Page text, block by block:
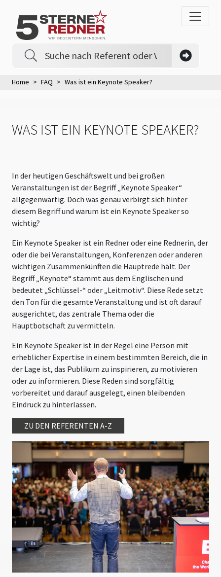
Home FAQ Was ist ein Keynote Speaker?
WAS IST EIN KEYNOTE SPEAKER?
In der heutigen Geschäftswelt und bei großen
Veranstaltungen ist der Begriff „Keynote Speaker“
allgegenwärtig. Doch was genau verbirgt sich hinter
diesem Begriff und warum ist ein Keynote Speaker so
wichtig?
Ein Keynote Speaker ist ein Redner oder eine Rednerin, der
oder die bei Veranstaltungen, Konferenzen oder anderen
wichtigen Zusammenkünften die Hauptrede hält. Der
Begriff „Keynote“ stammt aus dem Englischen und
bedeutet „Schlüssel-“ oder „Leitmotiv“. Diese Rede setzt
den Ton für die gesamte Veranstaltung und ist oft darauf
ausgerichtet, das zentrale Thema oder die
Hauptbotschaft zu vermitteln.
Ein Keynote Speaker ist in der Regel eine Person mit
erheblicher Expertise in einem bestimmten Bereich, die in
der Lage ist, das Publikum zu inspirieren, zu motivieren
oder zu informieren. Diese Reden sind sorgfältig
vorbereitet und darauf ausgelegt, einen bleibenden
Eindruck zu hinterlassen.
ZU DEN REFERENTEN A-Z